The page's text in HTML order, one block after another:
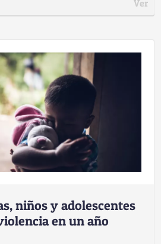
Ver
niños y adolescentes
en un año